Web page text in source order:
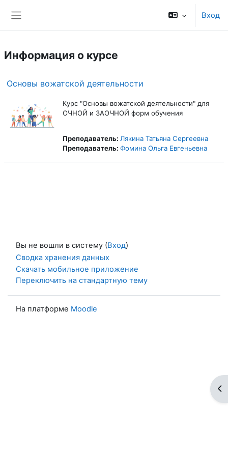
Вход
Информация о курсе
Основы вожатской деятельности
Курс "Основы вожатской деятельности" для
ОЧНОЙ и ЗАОЧНОЙ форм обучения
Преподаватель: Лякина Татьяна Сергеевна
Преподаватель: Фомина Ольга Евгеньевна
Вы не вошли в систему (Вход)
Сводка хранения данных
Скачать мобильное приложение
Переключить на стандартную тему
На платформе Moodle